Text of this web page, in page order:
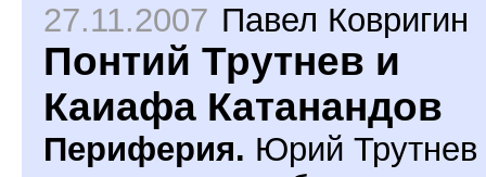
27.11.2007 Павел Ковригин
Понтий Трутнев и
Каиафа Катанандов
Периферия. Юрий Трутнев